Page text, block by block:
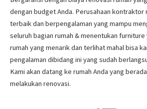
k
f
s
-
p
dengan budget Anda. Perusahaan kontraktor
terbaik dan berpengalaman yang mampu
seluruh bagian rumah & menentukan
rumah yang menarik dan terlihat mahal bisa
pengalaman dibidang ini yang sudah
Kami akan datang ke rumah Anda yang
melakukan renovasi.